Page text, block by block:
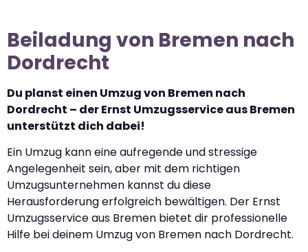
Beiladung von Bremen nach
Dordrecht
Du planst einen Umzug von Bremen nach
Dordrecht – der Ernst Umzugsservice aus Bremen
unterstützt dich dabei!
Ein Umzug kann eine aufregende und stressige
Angelegenheit sein, aber mit dem richtigen
Umzugsunternehmen kannst du diese
Herausforderung erfolgreich bewältigen. Der Ernst
Umzugsservice aus Bremen bietet dir professionelle
Hilfe bei deinem Umzug von Bremen nach Dordrecht.